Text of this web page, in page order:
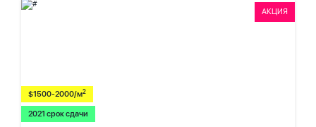
АКЦИЯ
$1500-2000/м2
2021 срок сдачи